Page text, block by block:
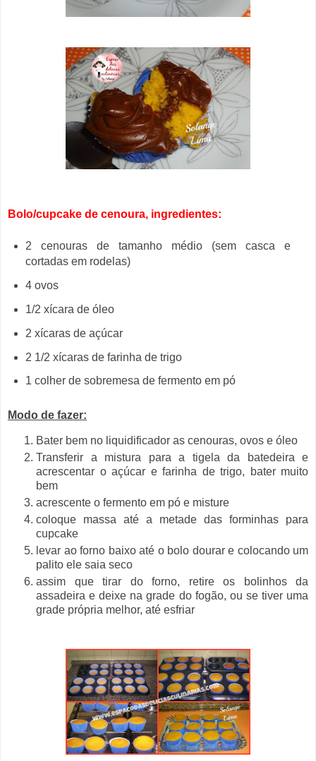
Bolo/cupcake de cenoura, ingredientes:
2 cenouras de tamanho médio (sem casca e
cortadas em rodelas)
4 ovos
1/2 xícara de óleo
2 xícaras de açúcar
2 1/2 xícaras de farinha de trigo
1 colher de sobremesa de fermento em pó
Modo de fazer:
Bater bem no liquidificador as cenouras, ovos e óleo
Transferir a mistura para a tigela da batedeira e
acrescentar o açúcar e farinha de trigo, bater muito
bem
acrescente o fermento em pó e misture
coloque massa até a metade das forminhas para
cupcake
levar ao forno baixo até o bolo dourar e colocando um
palito ele saia seco
assim que tirar do forno, retire os bolinhos da
assadeira e deixe na grade do fogão, ou se tiver uma
grade própria melhor, até esfriar